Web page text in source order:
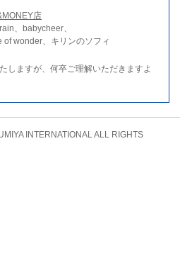
店
、babycheer、
wonder、キリンのソフィ
しますが、何卒ご理解いただきますよ